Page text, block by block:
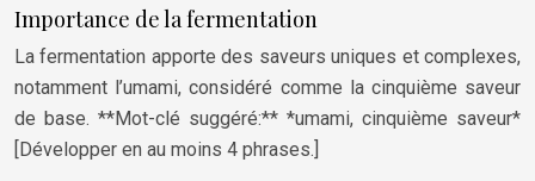
Importance de la fermentation
La fermentation apporte des saveurs uniques et complexes,
notamment l’umami, considéré comme la cinquième saveur
de base. **Mot-clé suggéré:** *umami, cinquième saveur*
[Développer en au moins 4 phrases.]